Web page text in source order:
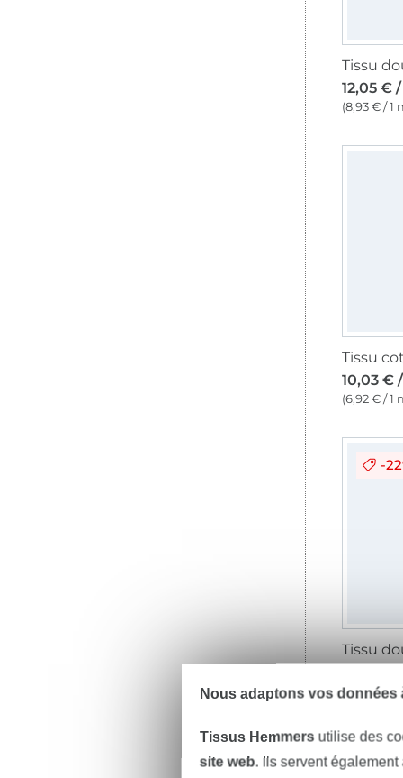
12,05 €
(8,93 € / 1
10,03 €
(6,92 € / 1
-
(8,49 € / 1
Nous adaptons vos données
Tissus Hemmers utilise des
site web. Ils servent